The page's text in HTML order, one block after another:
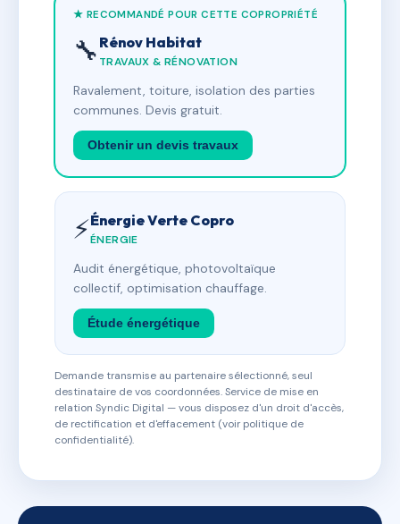
★ RECOMMANDÉ POUR CETTE COPROPRIÉTÉ
🔧 Rénov Habitat
TRAVAUX & RÉNOVATION
Ravalement, toiture, isolation des parties
communes. Devis gratuit.
Obtenir un devis travaux
⚡Énergie Verte Copro
ÉNERGIE
Audit énergétique, photovoltaïque
collectif, optimisation chauffage.
Étude énergétique
Demande transmise au partenaire sélectionné, seul
destinataire de vos coordonnées. Service de mise en
relation Syndic Digital — vous disposez d'un droit d'accès,
de rectification et d'effacement (voir politique de
confidentialité).